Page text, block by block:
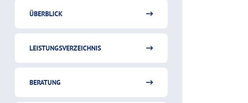
ÜBERBLICK
LEISTUNGSVERZEICHNIS
BERATUNG